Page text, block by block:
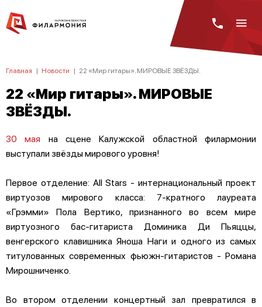
Главная | Новости | 22 «Мир гитары». МИРОВЫЕ ЗВЁЗДЫ.
22 «Мир гитары». МИРОВЫЕ
ЗВЁЗДЫ.
30 мая на сцене Калужской областной филармонии
выступали звёзды мирового уровня!
Первое отделение: All Stars - интернациональный проект
виртуозов мирового класса: 7-кратного лауреата
«Грэмми» Пола Вертико, признанного во всем мире
виртуозного бас-гитариста Доминика Ди Пьяццы,
венгерского клавишника Яноша Наги и одного из самых
титулованных современных фьюжн-гитаристов - Романа
Мирошниченко.
Во втором отделении концертный зал превратился в